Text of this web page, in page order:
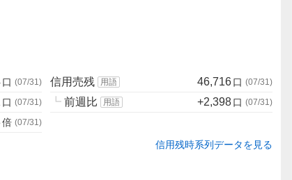
口 (07/31 )
口 (07/31 )
倍 (07/31 )
信用売残 用語 46,716口 (07/31 )
┗ 前週比 用語 +2,398口 (07/31 )
信用残時系列データを見る